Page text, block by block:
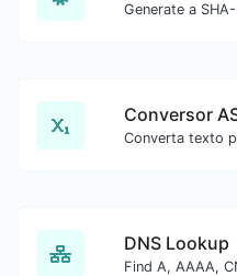
Conversor
DNS Lookup